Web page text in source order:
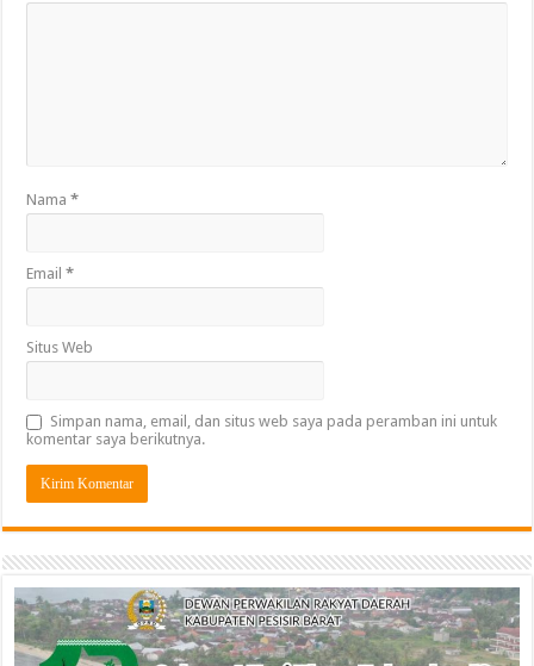
Nama*
Email*
Situs Web
Simpan nama, email, dan situs web saya pada peramban ini untuk
komentar saya berikutnya.